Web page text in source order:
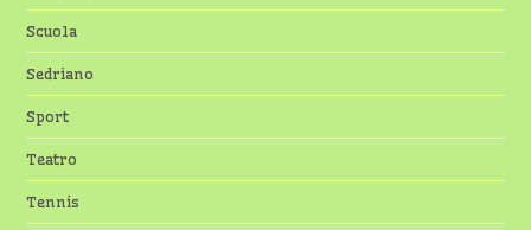
Scuola
Sedriano
Sport
Teatro
Tennis